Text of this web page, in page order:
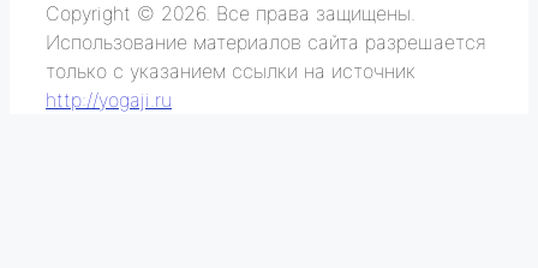
Copyright © 2026. Все права защищены.
Использование материалов сайта разрешается
только с указанием ссылки на источник
http://yogaji.ru